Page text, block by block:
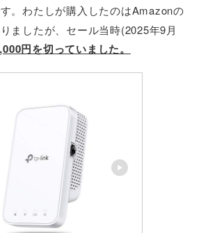
。わたしが購入したのはAmazonの
ましたが、セール当時(2025年9月
円を切っていました。